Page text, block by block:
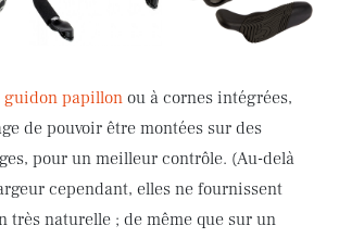
guidon papillon ou à cornes intégrées,
de pouvoir être montées sur des
pour un meilleur contrôle. (Au-delà
cependant, elles ne fournissent
très naturelle ; de même que sur un